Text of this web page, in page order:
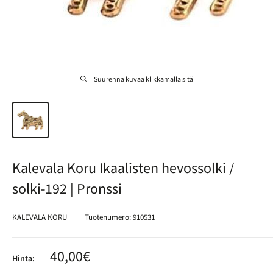
Suurenna kuvaa klikkamalla sitä
Kalevala Koru Ikaalisten hevossolki /
solki-192 | Pronssi
KALEVALA KORU Tuotenumero:910531
Hinta: Alennushinta
40,00€